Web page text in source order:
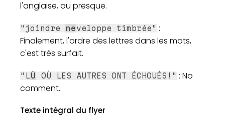
l'anglaise, ou presque.
"joindre neveloppe timbrée" :
Finalement, l'ordre des lettres dans les mots,
c'est très surfait.
"LÙ OÙ LES AUTRES ONT ÉCHOUÉS!" : No
comment.
Texte intégral du flyer